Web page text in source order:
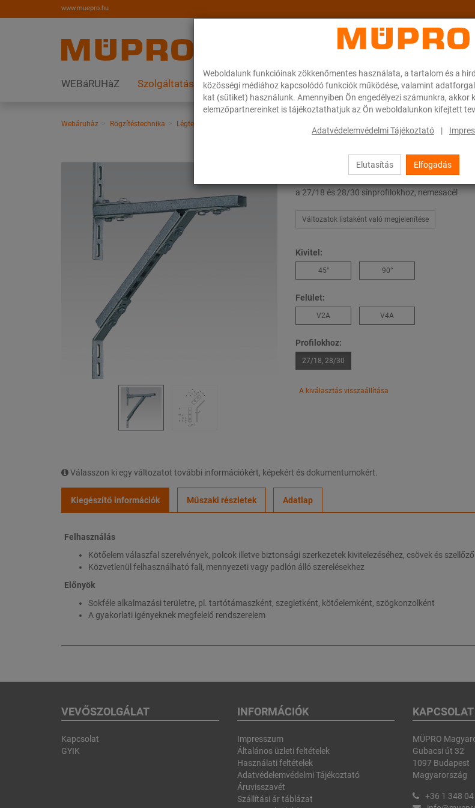
Weboldalunk funkcióinak zökkenőmentes használata, a tartalom és a
közösségi médiához kapcsolódó funkciók működése, valamint
kat (sütiket) használunk. Amennyiben Ön engedélyezi számunkra, akkor
elemzőpartnereinket is tájékoztathatjuk az Ön weboldalunkon kifejtett
Adatvédelemvédelmi Tájékoztató |
Elutasítás Elfogadás
www.muepro.hu
WEBáRUHàZ Szolgáltatások Megoldások A MÜPRO-ról Karrier Downloads
Webáruhàz Rögzítéstechnika Légtechnika
MPC-szerelőszeglet
a 27/18 és 28/30 sínprofilokhoz, nemesacél
Változatok listaként való megjelenítése
Kivitel:
45° 90°
Felület:
V2A V4A
Profilokhoz:
27/18, 28/30
A kiválasztás visszaállítása
Válasszon ki egy változatot további információkért, képekért és dokumentumokért.
Kiegészítő információk Műszaki részletek Adatlap
Felhasználás
Kötőelem válaszfal szerelvények, polcok illetve biztonsági szerkezetek kivitelezéséhez, csövek és
Közvetlenül felhasználható fali, mennyezeti vagy padlón álló szerelésekhez
Előnyök
Sokféle alkalmazási területre, pl. tartótámaszként, szegletként, kötőelemként, szögkonzolként
A gyakorlati igényeknek megfelelő rendszerelem
VEVŐSZOLGÁLAT
Kapcsolat
GYIK
INFORMÁCIÓK
Impresszum
Általános üzleti feltételek
Használati feltételek
Adatvédelemvédelmi Tájékoztató
Áruvisszavét
Szállítási ár táblázat
KAPCSOLAT
MÜPRO
Gubacsi út 32
1097 Budapest
Magyarország
+36 1 348 04